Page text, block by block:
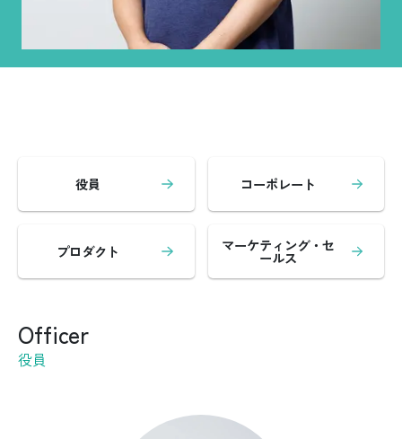
役員 コーポレート
プロダクト マーケティング・セ
ールス
Officer
役員